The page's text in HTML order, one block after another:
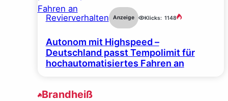
Revierverhalten Anzeige Klicks: 1148
Autonom mit Highspeed –
Deutschland passt Tempolimit für
hochautomatisiertes Fahren an
Brandheiß